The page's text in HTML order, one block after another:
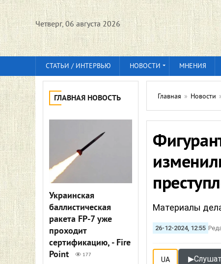
Четверг, 06 августа 2026
СТАТЬИ / ИНТЕРВЬЮ НОВОСТИ МНЕНИЯ
ГЛАВНАЯ НОВОСТЬ
Украинская
баллистическая
ракета FP-7 уже
проходит
сертификацию, - Fire
Point
177
Главная » Новости
Материалы
26-12-2024, 12:55
UA ▶